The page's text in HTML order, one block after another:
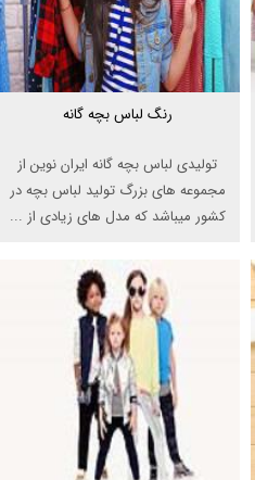
رنگ لباس بچه گانه
تولیدی لباس بچه گانه ایران نوین از
مجموعه های بزرگ تولید لباس بچه در
کشور میباشد که مدل های زیادی از ...